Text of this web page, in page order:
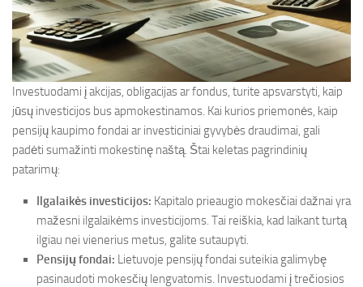
Investuodami į akcijas, obligacijas ar fondus, turite apsvarstyti, kaip
jūsų investicijos bus apmokestinamos. Kai kurios priemonės, kaip
pensijų kaupimo fondai ar investiciniai gyvybės draudimai, gali
padėti sumažinti mokestinę naštą. Štai keletas pagrindinių
patarimų:
Ilgalaikės investicijos: Kapitalo prieaugio mokesčiai dažnai yra
mažesni ilgalaikėms investicijoms. Tai reiškia, kad laikant turtą
ilgiau nei vienerius metus, galite sutaupyti.
Pensijų fondai: Lietuvoje pensijų fondai suteikia galimybę
pasinaudoti mokesčių lengvatomis. Investuodami į trečiosios